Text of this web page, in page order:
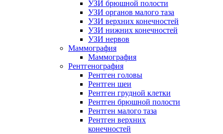
УЗИ брюшной полости
УЗИ органов малого таза
УЗИ верхних конечностей
УЗИ нижних конечностей
УЗИ нервов
Маммография
Маммография
Рентгенография
Рентген головы
Рентген шеи
Рентген грудной клетки
Рентген брюшной полости
Рентген малого таза
Рентген верхних
конечностей